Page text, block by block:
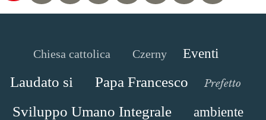
Chiesa cattolica Czerny Eventi
Laudato si Papa Francesco Prefetto
Sviluppo Umano Integrale ambiente